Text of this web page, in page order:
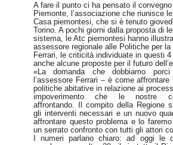
A fare il punto ci ha pensato il
Piemonte, l’associazione che riunisce
Casa piemontesi, che si è tenuto
Torino. A pochi giorni dalla proposta di
sistema, le Atc piemontesi hanno
assessore regionale alle Politiche per
Ferrari, le criticità individuate in questi
anche alcune proposte per il futuro
«La domanda che dobbiamo
l’assessore Ferrari – è come
politiche abitative in relazione ai
impoverimento che le nostre
affrontando. Il compito della Regione
gli interventi necessari e un nuovo
affrontare questo problema e lo
un serrato confronto con tutti gli attori
I numeri parlano chiaro: ad oggi le